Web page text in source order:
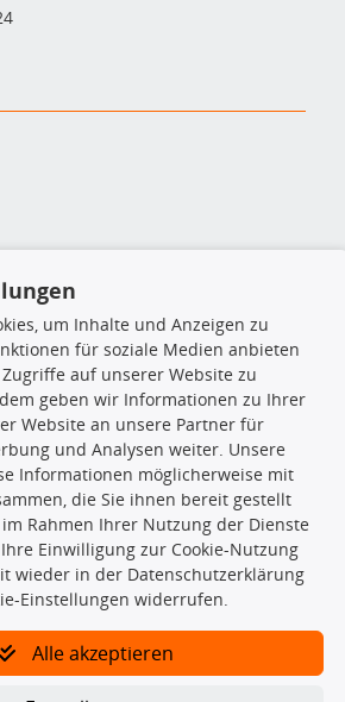
insbesondere die gesamte Datenbank dürfen
oder die gesamte Datenbank ohne
TecDoc zu vervielfältigen, zu verbreiten
durch Dritte ausführen zu lassen. Ein
unseren Onlineshop identifizierte Ersatzteil
um Inhalte und Anzeigen zu
für soziale Medien anbieten
auf unserer Website zu
geben wir Informationen zu Ihrer
Website an unsere Partner für
und Analysen weiter. Unsere
Informationen möglicherweise mit
die Sie ihnen bereit gestellt
Rahmen Ihrer Nutzung der Dienste
Einwilligung zur Cookie-Nutzung
wieder in der Datenschutzerklärung
Einstellungen widerrufen.
Alle akzeptieren